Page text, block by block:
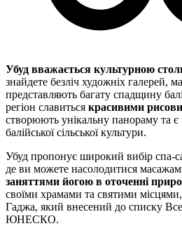
Убуд вважається культурною
знайдете безліч художніх галерей,
представляють багату спадщину
регіон славиться красивими
створюють унікальну панораму та
балійської сільської культури.
Убуд пропонує широкий вибір спа-
де ви можете насолодитися
заняттями йогою в оточенні
своїми храмами та святими
Гаджа, який внесений до списку
ЮНЕСКО.